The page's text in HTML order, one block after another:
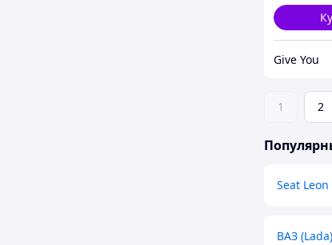
Give You
1 2
Seat Leon
ВАЗ